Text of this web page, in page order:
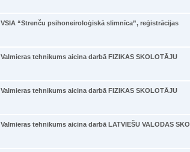
VSIA “Strenču psihoneiroloģiskā slimnīca”, reģistrācijas
Valmieras tehnikums aicina darbā FIZIKAS SKOLOTĀJU
Valmieras tehnikums aicina darbā FIZIKAS SKOLOTĀJU
Valmieras tehnikums aicina darbā LATVIEŠU VALODAS